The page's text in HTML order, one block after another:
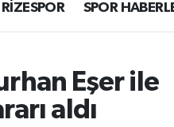
SPOR
Eşer ile
aldı
Haritası
ve Fikstür